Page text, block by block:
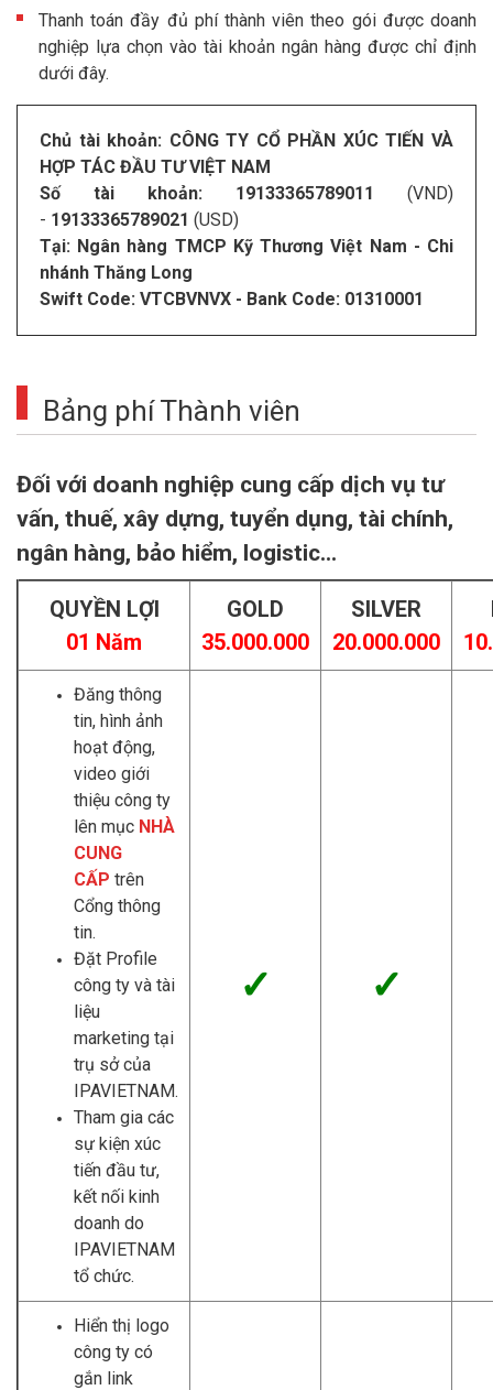
Thanh toán đầy đủ phí thành viên theo gói được doanh
nghiệp lựa chọn vào tài khoản ngân hàng được chỉ định
dưới đây.
Chủ tài khoản: CÔNG TY CỔ PHẦN XÚC TIẾN VÀ
HỢP TÁC ĐẦU TƯ VIỆT NAM
Số tài khoản: 19133365789011
(VND)
- 19133365789021 (USD)
Tại: Ngân hàng TMCP Kỹ Thương Việt Nam - Chi
nhánh Thăng Long
Swift Code: VTCBVNVX - Bank Code: 01310001
Bảng phí Thành viên
Đối với doanh nghiệp cung cấp dịch vụ tư
vấn, thuế, xây dựng, tuyển dụng, tài chính,
ngân hàng, bảo hiểm, logistic...
QUYỀN LỢI
01 Năm
GOLD
35.000.000
SILVER
20.000.000
Đăng thông
tin, hình ảnh
hoạt động,
video giới
thiệu công ty
lên mục NHÀ
CUNG
CẤP trên
Cổng thông
tin.
Đặt Profile
công ty và tài
liệu
marketing tại
trụ sở của
IPAVIETNAM.
Tham gia các
sự kiện xúc
tiến đầu tư,
kết nối kinh
doanh do
IPAVIETNAM
tổ chức.
✓ ✓
Hiển thị logo
công ty có
gắn link